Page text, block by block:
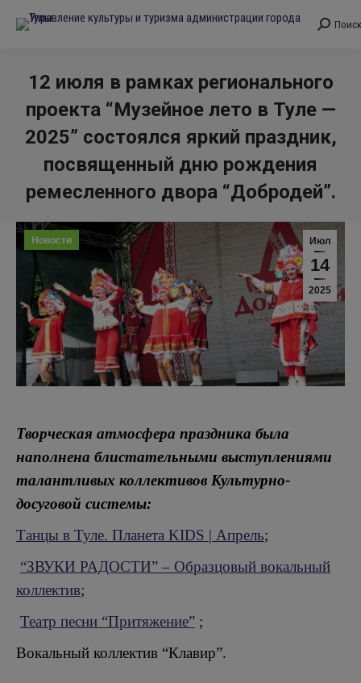
Поиск:
Поиск
12 июля в рамках регионального
проекта “Музейное лето в Туле —
2025” состоялся яркий праздник,
посвященный дню рождения
ремесленного двора “Добродей”.
Июл
14
2025
Новости
Творческая атмосфера праздника была
наполнена блистательными выступлениями
талантливых коллективов Культурно-
досуговой системы:
Танцы в Туле. Планета KIDS | Апрель;
“ЗВУКИ РАДОСТИ” – Образцовый вокальный
коллектив;
Театр песни “Притяжение” ;
Вокальный коллектив “Клавир”.